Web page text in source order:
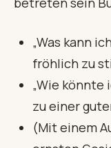
„Was kann
fröhlich zu
„Wie
zu einer
(Mit einem